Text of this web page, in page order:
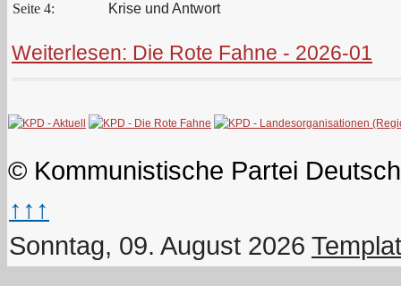
Seite 4: Krise und Antwort
Weiterlesen: Die Rote Fahne - 2026-01
© Kommunistische Partei
↑↑↑
Sonntag, 09. August 2026